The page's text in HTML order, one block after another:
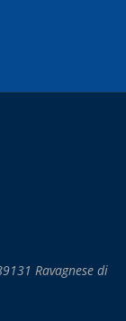
Ravagnese di